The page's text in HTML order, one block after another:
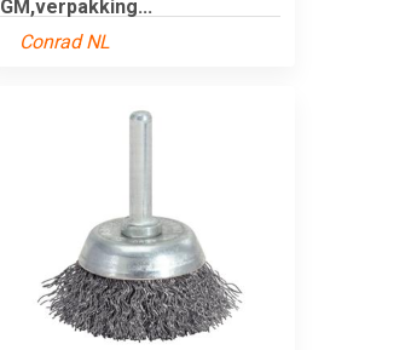
GM,verpakking...
Conrad NL